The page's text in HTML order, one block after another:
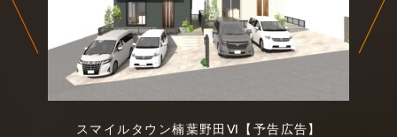
スマイルタウン楠葉野田Ⅵ【予告広告】